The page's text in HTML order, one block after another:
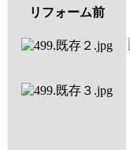
リフォーム前